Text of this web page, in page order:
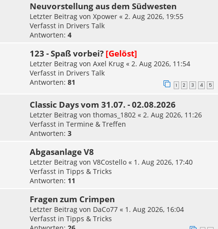
Neuvorstellung aus dem Südwesten
Letzter Beitrag von Xpower « 2. Aug 2026, 19:55
Verfasst in Drivers Talk
Antworten: 4
123 - Spaß vorbei? [Gelöst]
Letzter Beitrag von Axel Krug « 2. Aug 2026, 11:54
Verfasst in Drivers Talk
Antworten: 81 1 2 3 4 5
Classic Days vom 31.07. - 02.08.2026
Letzter Beitrag von thomas_1802 « 2. Aug 2026, 11:26
Verfasst in Termine & Treffen
Antworten: 3
Abgasanlage V8
Letzter Beitrag von V8Costello « 1. Aug 2026, 17:40
Verfasst in Tipps & Tricks
Antworten: 11
Fragen zum Crimpen
Letzter Beitrag von DaCo77 « 1. Aug 2026, 16:04
Verfasst in Tipps & Tricks